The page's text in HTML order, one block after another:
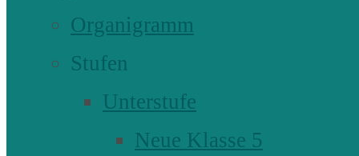
Organigramm
Stufen
Unterstufe
Neue Klasse 5